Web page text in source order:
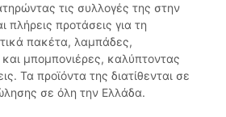
τις συλλογές της στην
προτάσεις για τη
πακέτα, λαμπάδες,
μπομπονιέρες, καλύπτοντας
Τα προϊόντα της διατίθενται σε
σε όλη την Ελλάδα.